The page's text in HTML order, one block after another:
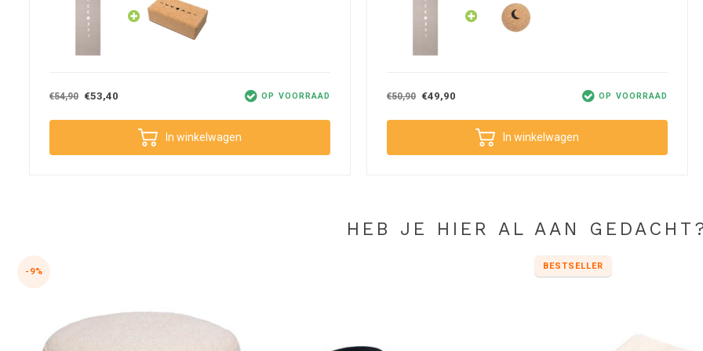
Deze dikke yogamat van Lotus staat bekend om de grip die je erop hebt. Veel druk op de mat zetten zal dus niet snel
tot wegglijden leiden. Om nog wat meer grip voor jezelf te creëren, kun je eventueel de mat na een sessie met azijn in
water schoonmaken. Dat zorgt ervoor dat het oppervlak stroever wordt. Ook zal de mat vanzelf na verloop van tijd
nog meer grip geven. Dit hangt samen met de mate van gebruik. Hoe vaker je op deze yogamat plaatsneemt, hoe
meer grip!
liggen en werkt isolerend zodat je nooit op een koude ondergrond staat.
want zowel jij als je gezin kunnen daardoor veilig gebruik maken van deze mat.
Het slijtvaste PVC staat niet alleen voor veilig materiaal. Ook is het een stof die ontzettend lang meegaat doordat
€54,90 €53,40 OP VOORRAAD
In winkelwagen
€50,90 €49,90 OP VOORRAAD
In winkelwagen
HEB JE HIER AL AAN
-9%
BESTSELLER